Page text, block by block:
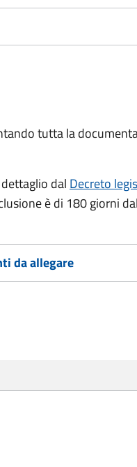
tutta la
dal Decreto
è di 180 giorni
da allegare